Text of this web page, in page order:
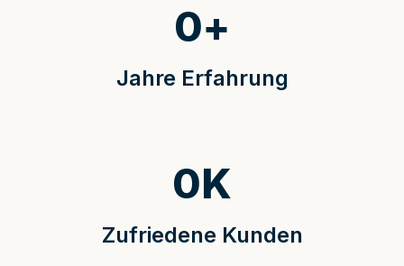
Jahre Erfahrung
0+
Zufriedene Kunden
0K